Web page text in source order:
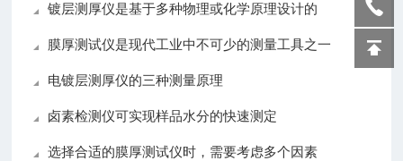
镀层测厚仪是基于多种物理或化学原理设计的
膜厚测试仪是现代工业中不可少的测量工具之一
电镀层测厚仪的三种测量原理
卤素检测仪可实现样品水分的快速测定
选择合适的膜厚测试仪时，需要考虑多个因素